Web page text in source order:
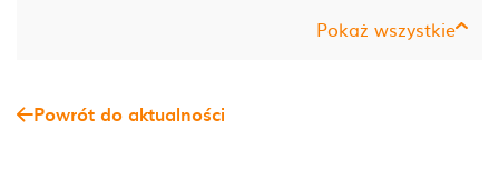
Pokaż wszystkie
Powrót do aktualności